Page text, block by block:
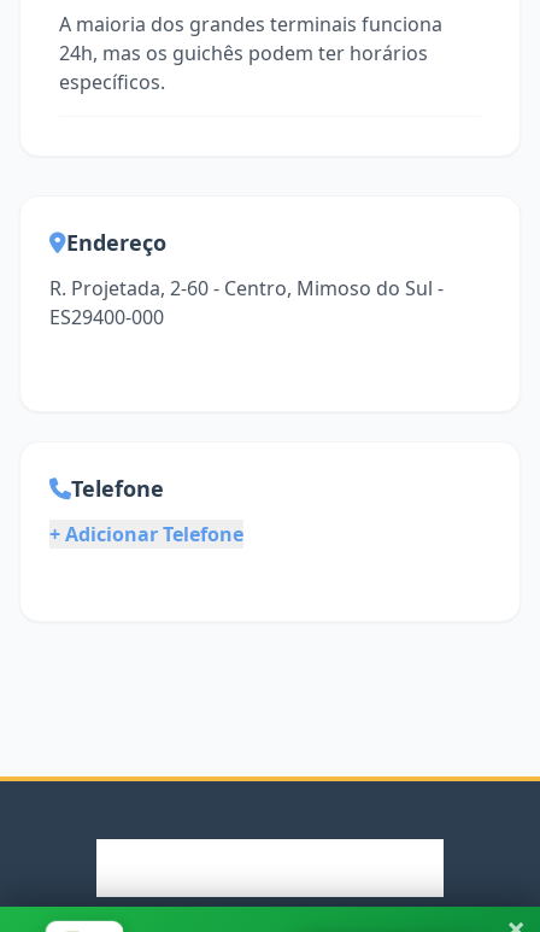
A maioria dos grandes terminais funciona
24h, mas os guichês podem ter horários
específicos.
Endereço
R. Projetada, 2-60 - Centro, Mimoso do Sul -
ES29400-000
Telefone
+ Adicionar Telefone